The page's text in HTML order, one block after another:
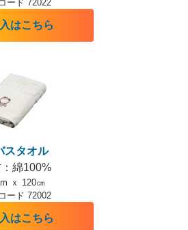
ード 72022
はこちら
スタオル
綿100%
ｘ 120㎝
ード 72002
はこちら